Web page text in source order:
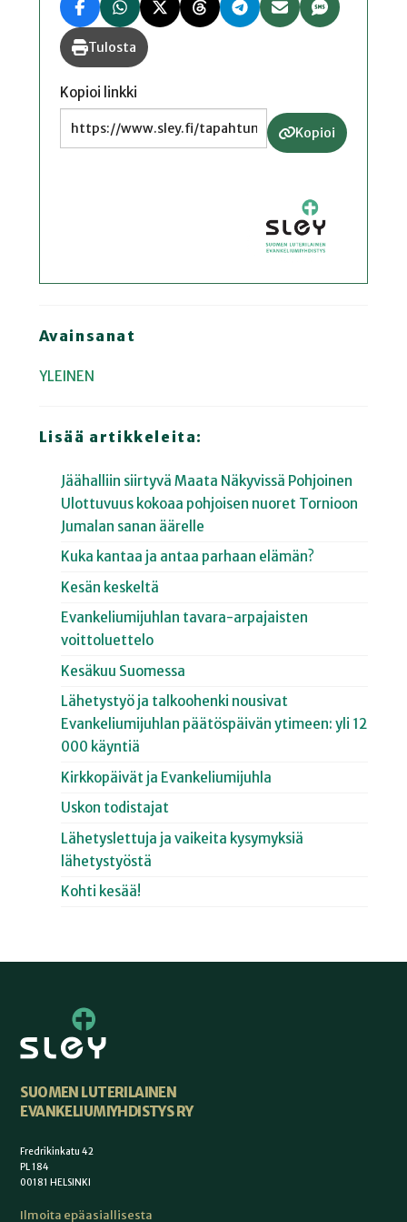
Tulosta
Kopioi linkki
Kopioi
Avainsanat
YLEINEN
Lisää artikkeleita:
Jäähalliin siirtyvä Maata Näkyvissä Pohjoinen
Ulottuvuus kokoaa pohjoisen nuoret Tornioon
Jumalan sanan äärelle
Kuka kantaa ja antaa parhaan elämän?
Kesän keskeltä
Evankeliumijuhlan tavara-arpajaisten
voittoluettelo
Kesäkuu Suomessa
Lähetystyö ja talkoohenki nousivat
Evankeliumijuhlan päätöspäivän ytimeen: yli 12
000 käyntiä
Kirkkopäivät ja Evankeliumijuhla
Uskon todistajat
Lähetyslettuja ja vaikeita kysymyksiä
lähetystyöstä
Kohti kesää!
SUOMEN LUTERILAINEN
EVANKELIUMIYHDISTYS RY
Fredrikinkatu 42
PL 184
00181 HELSINKI
Ilmoita epäasiallisesta